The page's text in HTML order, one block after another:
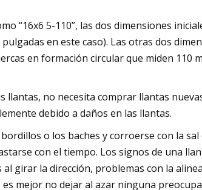
“16x6 5-110”, las dos dimensiones
en este caso). Las otras dos
en formación circular que miden 110
llantas, no necesita comprar llantas
debido a daños en las llantas.
o los baches y corroerse con la
con el tiempo. Los signos de una
girar la dirección, problemas con la
mejor no dejar al azar ninguna